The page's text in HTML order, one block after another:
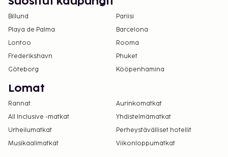
Billund
Pariisi
Playa de Palma
Barcelona
Lontoo
Rooma
Frederikshavn
Phuket
Göteborg
Kööpenhamina
Lomat
Rannat
Aurinkomatkat
All Inclusive -matkat
Yhdistelmämatkat
Urheilumatkat
Perheystävälliset hotellit
Musikaalimatkat
Viikonloppumatkat